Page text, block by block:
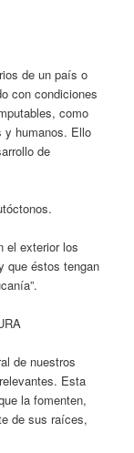
de un país o
con condiciones
como
y humanos. Ello
de
el exterior los
que éstos tengan
de nuestros
Esta
la fomenten,
de sus raíces,